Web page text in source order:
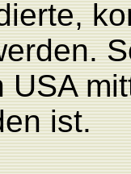
USA
ist.